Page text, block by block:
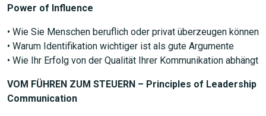
Power of Influence
• Wie Sie Menschen beruflich oder privat überzeugen können
• Warum Identifikation wichtiger ist als gute Argumente
• Wie Ihr Erfolg von der Qualität Ihrer Kommunikation abhängt
VOM FÜHREN ZUM STEUERN – Principles of Leadership
Communication